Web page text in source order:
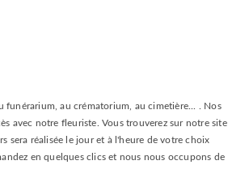
funérarium, au crématorium, au cimetière... . Nos
avec notre fleuriste. Vous trouverez sur notre site
sera réalisée le jour et à l'heure de votre choix
en quelques clics et nous nous occupons de